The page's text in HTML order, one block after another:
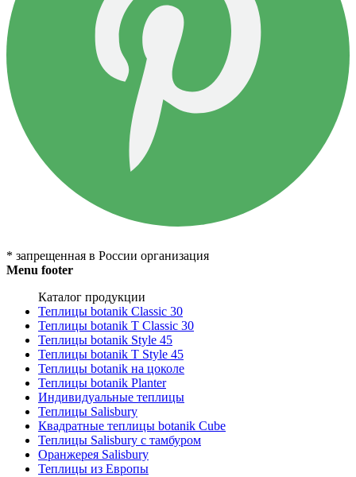
* запрещенная в России организация
Menu footer
Каталог продукции
Теплицы botanik Classic 30
Теплицы botanik T Classic 30
Теплицы botanik Style 45
Теплицы botanik Т Style 45
Теплицы botanik на цоколе
Теплицы botanik Planter
Индивидуальные теплицы
Теплицы Salisbury
Квадратные теплицы botanik Cube
Теплицы Salisbury с тамбуром
Оранжерея Salisbury
Теплицы из Европы